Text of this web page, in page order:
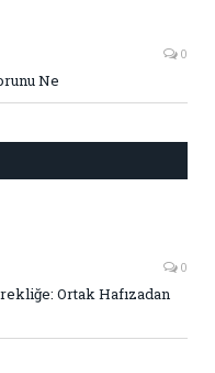
0
Ne
0
Ortak Hafızadan